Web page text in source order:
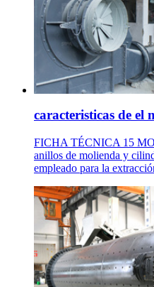
caracteristicas de el
FICHA TÉCNICA 15
anillos de molienda y
empleado para la